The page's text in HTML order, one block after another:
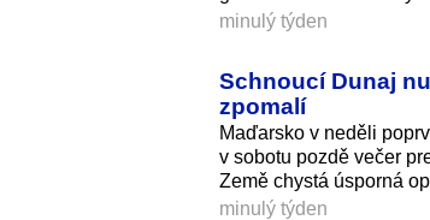
minulý týden
Schnoucí Dunaj
zpomalí
Maďarsko v neděli
v sobotu pozdě večer
Země chystá úsporná
minulý týden